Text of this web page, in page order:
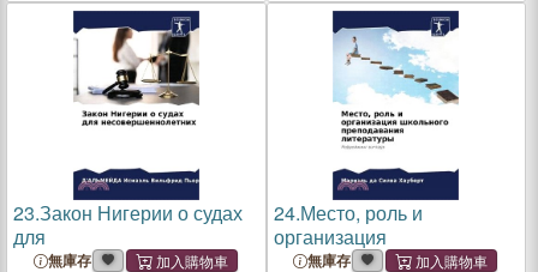
23.Закон Нигерии о судах
для
無庫存
24.Место, роль и
организация
無庫存